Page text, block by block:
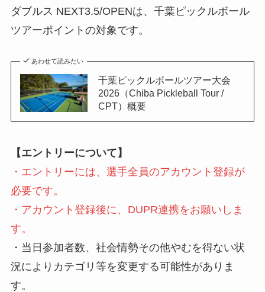
ダブルス NEXT3.5/OPENは、千葉ピックルボール
ツアーポイントの対象です。
あわせて読みたい
千葉ピックルボールツアー大会
2026（Chiba Pickleball Tour /
CPT）概要
【エントリーについて】
・エントリーには、選手全員のアカウント登録が
必要です。
・アカウント登録後に、DUPR連携をお願いしま
す。
・当日参加者数、社会情勢その他やむを得ない状
況によりカテゴリ等を変更する可能性がありま
す。